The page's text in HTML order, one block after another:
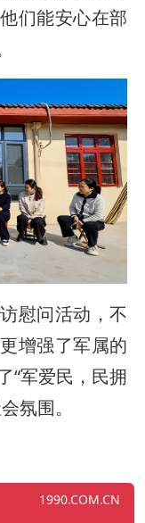
们能安心在部
慰问活动，不
增强了军属的
“军爱民，民拥
氛围。
1990.COM.CN